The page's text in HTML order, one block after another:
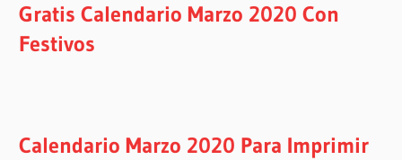
Gratis Calendario Marzo 2020 Con
Festivos
Calendario Marzo 2020 Para Imprimir